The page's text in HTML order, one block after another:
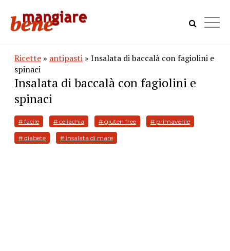
Ricette » antipasti » Insalata di baccalà con fagiolini e
spinaci
Insalata di baccalà con fagiolini e
spinaci
# facile # celiachia # gluten free # primaverile
# diabete # insalata di mare